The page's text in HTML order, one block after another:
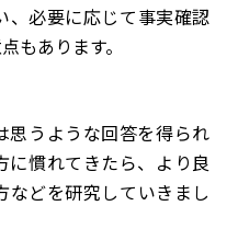
、必要に応じて事実確認
もあります。
思うような回答を得られ
に慣れてきたら、より良
などを研究していきまし